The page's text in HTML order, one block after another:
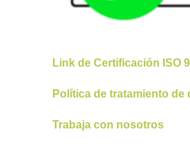
Link de Certificación ISO
Política de tratamiento de
Trabaja con nosotros